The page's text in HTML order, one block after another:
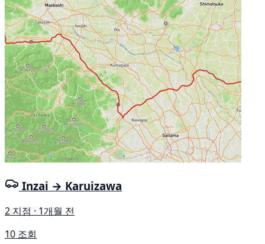
Inzai → Karuizawa
2 지점 · 1개월 전
10 조회